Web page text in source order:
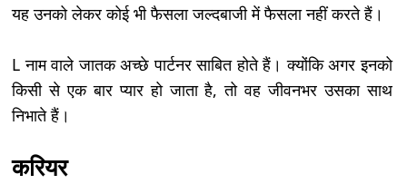
यह उनको लेकर कोई भी फैसला जल्दबाजी में फैसला नहीं करते हैं।
L नाम वाले जातक अच्छे पार्टनर साबित होते हैं। क्योंकि अगर इनको
किसी से एक बार प्यार हो जाता है, तो वह जीवनभर उसका साथ
निभाते हैं।
करियर